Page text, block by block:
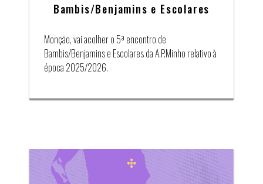
Bambis/Benjamins e Escolares
Monção, vai acolher o 5ª encontro de
Bambis/Benjamins e Escolares da A.P.Minho relativo à
época 2025/2026.